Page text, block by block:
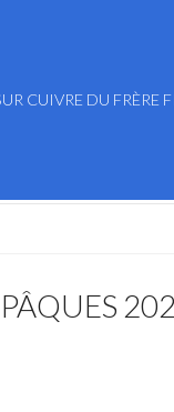
CUIVRE DU FRÈRE